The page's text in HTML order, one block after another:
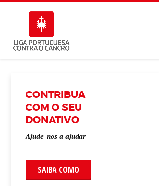
CONTRIBUA
COM O SEU
DONATIVO
Ajude-nos a ajudar
SAIBA COMO